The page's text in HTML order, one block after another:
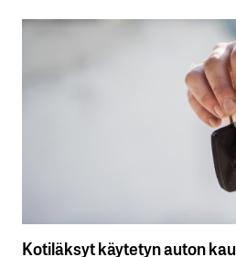
Kotiläksyt käytetyn auton